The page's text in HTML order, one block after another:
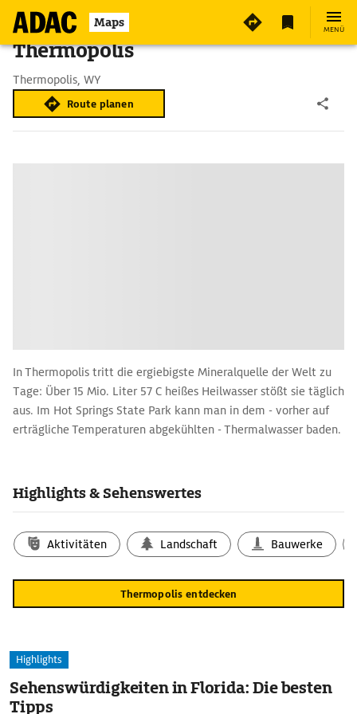
Maps MENÜ
Thermopolis
Thermopolis, WY
Route planen
In Thermopolis tritt die ergiebigste Mineralquelle der Welt zu
Tage: Über 15 Mio. Liter 57 C heißes Heilwasser stößt sie täglich
aus. Im Hot Springs State Park kann man in dem - vorher auf
erträgliche Temperaturen abgekühlten - Thermalwasser baden.
Highlights & Sehenswertes
Aktivitäten Landschaft Bauwerke
Thermopolis entdecken
Highlights
Sehenswürdigkeiten in Florida: Die besten
Tipps